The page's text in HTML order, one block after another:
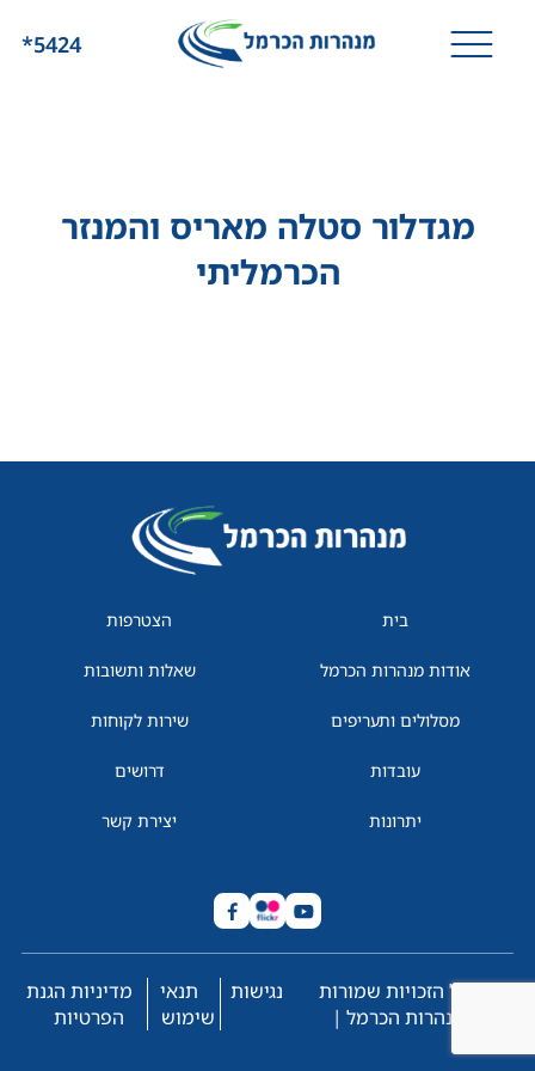
*5424
מגדלור סטלה מאריס והמנזר
הכרמליתי
בית
אודות מנהרות הכרמל
מסלולים ותעריפים
עובדות
יתרונות
הצטרפות
שאלות ותשובות
שירות לקוחות
דרושים
יצירת קשר
© כל הזכויות שמורות
למנהרות הכרמל |
נגישות
תנאי
שימוש
מדיניות הגנת
הפרטיות